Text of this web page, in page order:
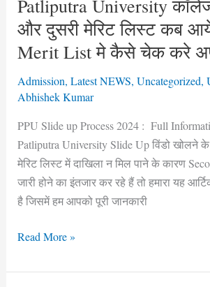
Patliputra University
और दुसरी मेरिट लिस्ट कब
Merit List मे कैसे चेक करे
Admission, Latest NEWS, Uncategorized,
Abhishek Kumar
PPU Slide up Process 2024 : Full
Patliputra University Slide Up विंडो खोलने
मेरिट लिस्ट में दाखिला न मिल पाने के कारण
जारी होने का इंतजार कर रहे हैं तो हमारा यह
है जिसमें हम आपको पूरी जानकारी
दुसरी
मेरिट
कब
आयेगा,
और
मे
कैसे
चेक
अपना
Read More »